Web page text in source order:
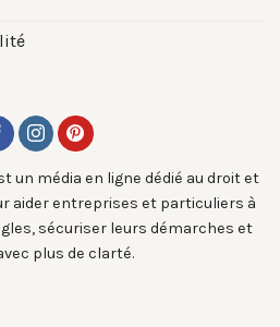
un média en ligne dédié au droit et
aider entreprises et particuliers à
sécuriser leurs démarches et
plus de clarté.